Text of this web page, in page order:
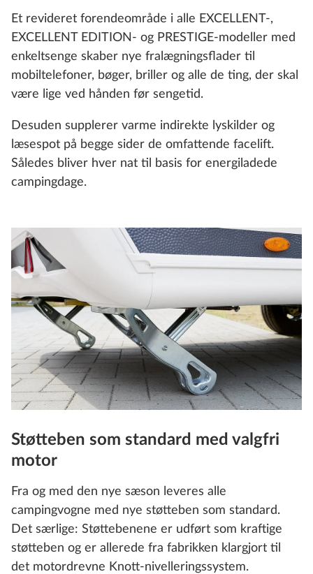
Et revideret forendeområde i alle EXCELLENT-,
EXCELLENT EDITION- og PRESTIGE-modeller med
enkeltsenge skaber nye fralægningsflader til
mobiltelefoner, bøger, briller og alle de ting, der skal
være lige ved hånden før sengetid.
Desuden supplerer varme indirekte lyskilder og
læsespot på begge sider de omfattende facelift.
Således bliver hver nat til basis for energiladede
campingdage.
Støtteben som standard med valgfri
motor
Fra og med den nye sæson leveres alle
campingvogne med nye støtteben som standard.
Det særlige: Støttebenene er udført som kraftige
støtteben og er allerede fra fabrikken klargjort til
det motordrevne Knott-nivelleringssystem.